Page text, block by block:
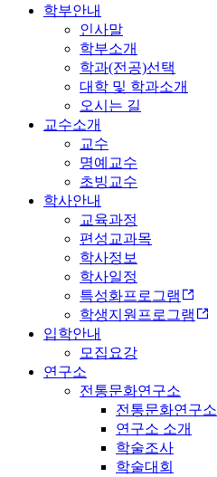
학부안내
인사말
학부소개
학과(전공)선택
대학 및 학과소개
오시는 길
교수소개
교수
명예교수
초빙교수
학사안내
교육과정
편성교과목
학사정보
학사일정
특성화프로그램
학생지원프로그램
입학안내
모집요강
연구소
전통문화연구소
전통문화연구소
연구소 소개
학술조사
학술대회